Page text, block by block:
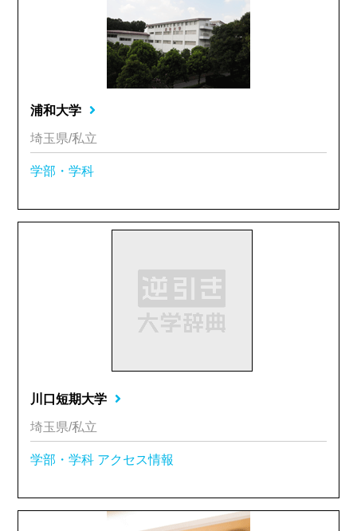
浦和大学
埼玉県/私立
学部・学科
川口短期大学
埼玉県/私立
学部・学科 アクセス情報